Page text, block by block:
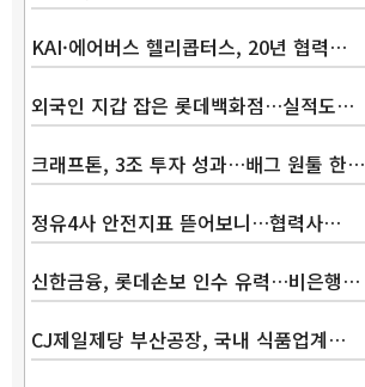
KAI·에어버스 헬리콥터스, 20년 협력…
외국인 지갑 잡은 롯데백화점…실적도…
크래프톤, 3조 투자 성과…배그 원툴 한…
정유4사 안전지표 뜯어보니…협력사…
신한금융, 롯데손보 인수 유력…비은행…
CJ제일제당 부산공장, 국내 식품업계…